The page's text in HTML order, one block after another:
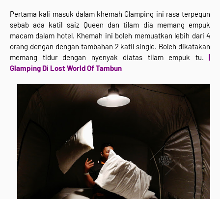
Pertama kali masuk dalam khemah Glamping ini rasa terpegun
sebab ada katil saiz Queen dan tilam dia memang empuk
macam dalam hotel. Khemah ini boleh memuatkan lebih dari 4
orang dengan dengan tambahan 2 katil single. Boleh dikatakan
memang tidur dengan nyenyak diatas tilam empuk tu. |
Glamping Di Lost World Of Tambun